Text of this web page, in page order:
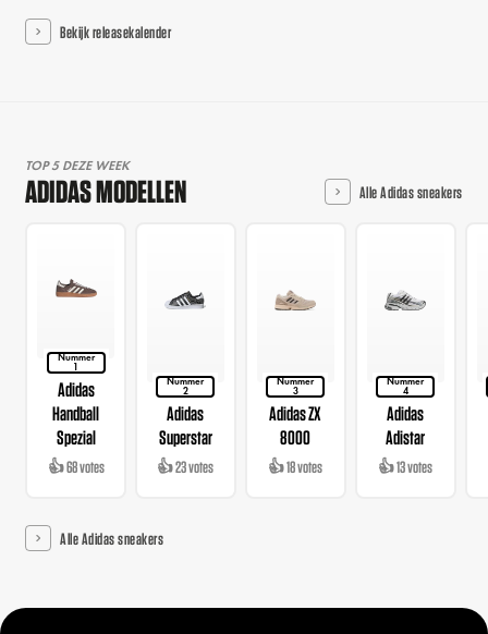
Bekijk releasekalender
TOP 5 DEZE WEEK
ADIDAS MODELLEN Alle Adidas sneakers
Nummer
1
Adidas
Handball
Spezial
👍 68 votes
Nummer
2
Adidas
Superstar
👍 23 votes
Nummer
3
Adidas ZX
8000
👍 18 votes
Nummer
4
Adidas
Adistar
👍 13 votes
Alle Adidas sneakers